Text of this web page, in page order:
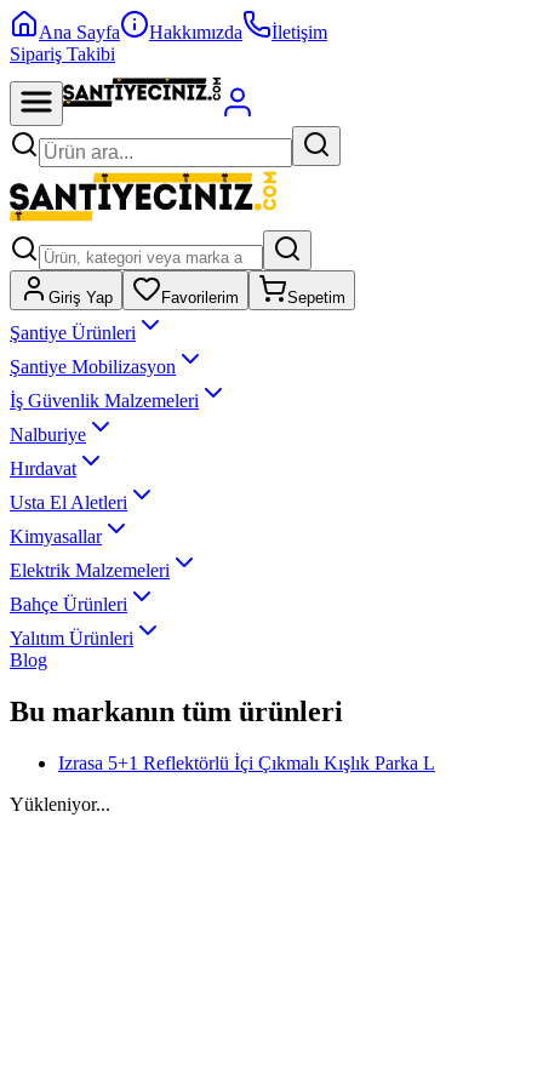
Ana Sayfa Hakkımızda
İletişim
Sipariş Takibi
Giriş Yap Favorilerim Sepetim
Şantiye Ürünleri
Şantiye Mobilizasyon
İş Güvenlik Malzemeleri
Nalburiye
Hırdavat
Usta El Aletleri
Kimyasallar
Elektrik Malzemeleri
Bahçe Ürünleri
Yalıtım Ürünleri
Blog
Bu markanın tüm ürünleri
Izrasa 5+1 Reflektörlü İçi Çıkmalı Kışlık Parka L
Yükleniyor...